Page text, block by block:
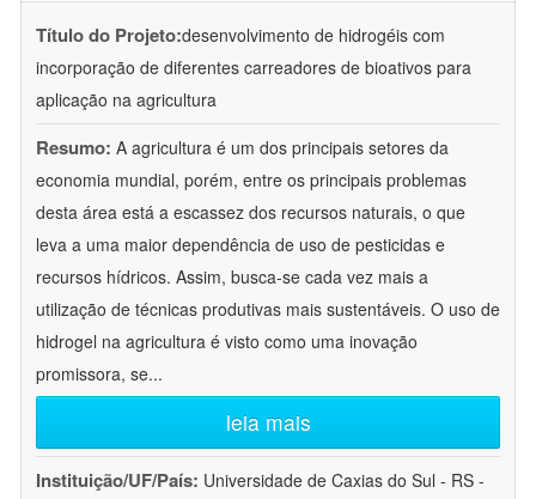
Título do Projeto:desenvolvimento de hidrogéis com
incorporação de diferentes carreadores de bioativos para
aplicação na agricultura
Resumo: A agricultura é um dos principais setores da
economia mundial, porém, entre os principais problemas
desta área está a escassez dos recursos naturais, o que
leva a uma maior dependência de uso de pesticidas e
recursos hídricos. Assim, busca-se cada vez mais a
utilização de técnicas produtivas mais sustentáveis. O uso de
hidrogel na agricultura é visto como uma inovação
promissora, se...
leia mais
Instituição/UF/País: Universidade de Caxias do Sul - RS -